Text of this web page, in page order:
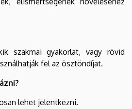
szakmai gyakorlat, vagy rövid
fel az ösztöndíjat.
lehet jelentkezni.